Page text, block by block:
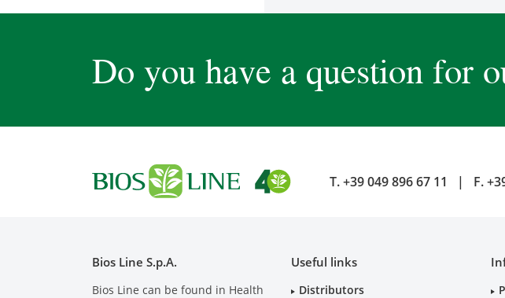
Do you have a question for
T.+39 049 896 67 11 | F.
Bios Line S.p.A.
Bios Line can be found in Health
Useful links
Distributors